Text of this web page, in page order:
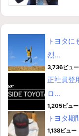
トヨタに
烈...
3,736ビュー
正社員登
ロ...
1,205ビュー
トヨタ期
1,138ビュー